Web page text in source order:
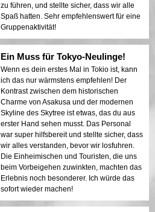
zu führen, und stellte sicher, dass wir alle
Spaß hatten. Sehr empfehlenswert für eine
Gruppenaktivität!
Ein Muss für Tokyo-Neulinge!
Wenn es dein erstes Mal in Tokio ist, kann
ich das nur wärmstens empfehlen! Der
Kontrast zwischen dem historischen
Charme von Asakusa und der modernen
Skyline des Skytree ist etwas, das du aus
erster Hand sehen musst. Das Personal
war super hilfsbereit und stellte sicher, dass
wir alles verstanden, bevor wir losfuhren.
Die Einheimischen und Touristen, die uns
beim Vorbeigehen zuwinkten, machten das
Erlebnis noch besonderer. Ich würde das
sofort wieder machen!